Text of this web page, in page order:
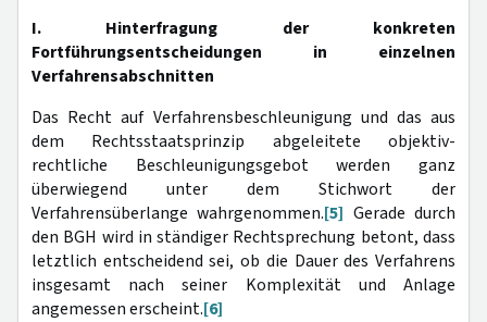
I. Hinterfragung der konkreten
Fortführungsentscheidungen in einzelnen
Verfahrensabschnitten
Das Recht auf Verfahrensbeschleunigung und das aus
dem Rechtsstaatsprinzip abgeleitete objektiv-
rechtliche Beschleunigungsgebot werden ganz
überwiegend unter dem Stichwort der
Verfahrensüberlange wahrgenommen.[5] Gerade durch
den BGH wird in ständiger Rechtsprechung betont, dass
letztlich entscheidend sei, ob die Dauer des Verfahrens
insgesamt nach seiner Komplexität und Anlage
angemessen erscheint.[6]